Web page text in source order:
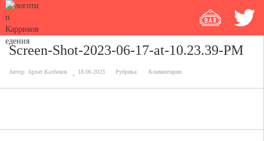
Screen-Shot-2023-06-17-at-10.23.39-PM
Автор: Архат Калбеков 18.06.2023 Рубрика: Комментарии